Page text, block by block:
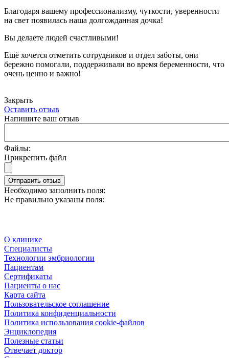
Благодаря вашему профессионализму, чуткости, уверенности
на свет появилась наша долгожданная дочка!
Вы делаете людей счастливыми!
Ещё хочется отметить сотрудников и отдел заботы, они
бережно помогали, поддерживали во время беременности, что
очень ценно и важно!
Закрыть
Оставить отзыв
Напишите ваш отзыв
Файлы:
Прикрепить файл
Отправить отзыв
Необходимо заполнить поля:
Не правильно указаны поля:
О клинике
Специалисты
Технологии эмбриологии
Пациентам
Сертификаты
Пациенты о нас
Карта сайта
Пользовательское соглашение
Политика конфиденциальности
Политика использования cookie-файлов
Энциклопедия
Полезные статьи
Отвечает доктор